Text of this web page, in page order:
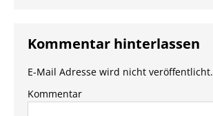
Kommentar hinterlassen
E-Mail Adresse wird nicht veröffentlicht.
Kommentar